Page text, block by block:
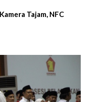
Tajam, NFC